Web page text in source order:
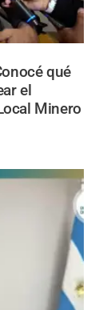
qué
el
Minero